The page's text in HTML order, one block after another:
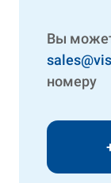
Вы
номеру